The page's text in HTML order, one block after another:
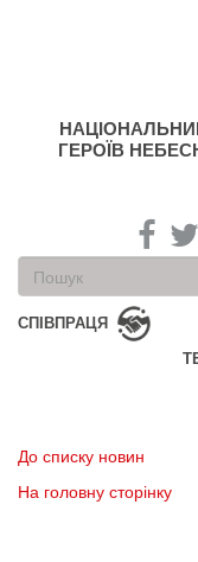
ГЕРОЇВ
Пошукова
форма
Пошук
СПІВПРАЦЯ
До списку новин
На головну сторінку